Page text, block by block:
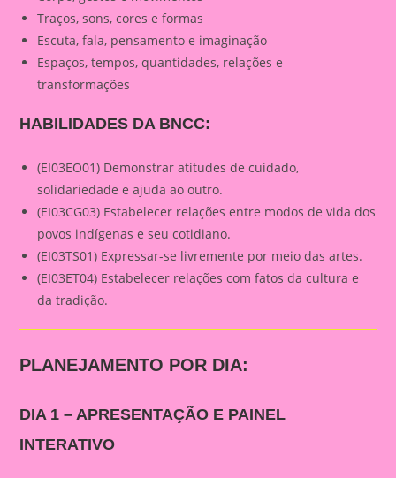
Traços, sons, cores e formas
Escuta, fala, pensamento e imaginação
Espaços, tempos, quantidades, relações e
transformações
HABILIDADES DA BNCC:
(EI03EO01) Demonstrar atitudes de cuidado,
solidariedade e ajuda ao outro.
(EI03CG03) Estabelecer relações entre modos de vida dos
povos indígenas e seu cotidiano.
(EI03TS01) Expressar-se livremente por meio das artes.
(EI03ET04) Estabelecer relações com fatos da cultura e
da tradição.
PLANEJAMENTO POR DIA:
DIA 1 – APRESENTAÇÃO E PAINEL
INTERATIVO